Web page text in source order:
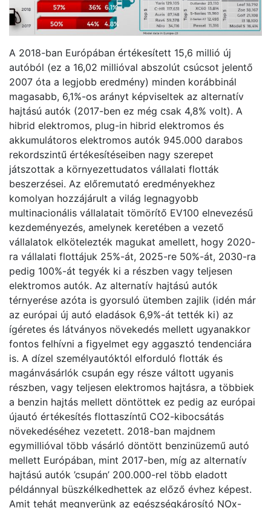
A 2018-ban Európában értékesített 15,6 millió új
autóból (ez a 16,02 millióval abszolút csúcsot jelentő
2007 óta a legjobb eredmény) minden korábbinál
magasabb, 6,1%-os arányt képviseltek az alternatív
hajtású autók (2017-ben ez még csak 4,8% volt). A
hibrid elektromos, plug-in hibrid elektromos és
akkumulátoros elektromos autók 945.000 darabos
rekordszintű értékesítéseiben nagy szerepet
játszottak a környezettudatos vállalati flották
beszerzései. Az előremutató eredményekhez
komolyan hozzájárult a világ legnagyobb
multinacionális vállalatait tömörítő EV100 elnevezésű
kezdeményezés, amelynek keretében a vezető
vállalatok elkötelezték magukat amellett, hogy 2020-
ra vállalati flottájuk 25%-át, 2025-re 50%-át, 2030-ra
pedig 100%-át tegyék ki a részben vagy teljesen
elektromos autók. Az alternatív hajtású autók
térnyerése azóta is gyorsuló ütemben zajlik (idén már
az európai új autó eladások 6,9%-át tették ki) az
ígéretes és látványos növekedés mellett ugyanakkor
fontos felhívni a figyelmet egy aggasztó tendenciára
is. A dízel személyautóktól elforduló flották és
magánvásárlók csupán egy része váltott ugyanis
részben, vagy teljesen elektromos hajtásra, a többiek
a benzin hajtás mellett döntöttek ez pedig az európai
újautó értékesítés flottaszíntű CO2-kibocsátás
növekedéséhez vezetett. 2018-ban majdnem
egymillióval több vásárló döntött benzinüzemű autó
mellett Európában, mint 2017-ben, míg az alternatív
hajtású autók ’csupán’ 200.000-rel több eladott
példánnyal büszkélkedhettek az előző évhez képest.
Amit tehát megnyerünk az egészségkárosító NOx-